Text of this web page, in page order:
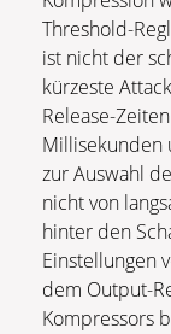
Threshold-
ist nicht der
kürzeste
Release-
Millisekunden
zur Auswahl
nicht von
hinter den
Einstellungen
dem Output-
Kompressors